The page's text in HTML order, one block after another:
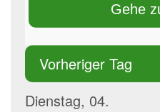
Gehe
Vorheriger Tag
Dienstag, 04.